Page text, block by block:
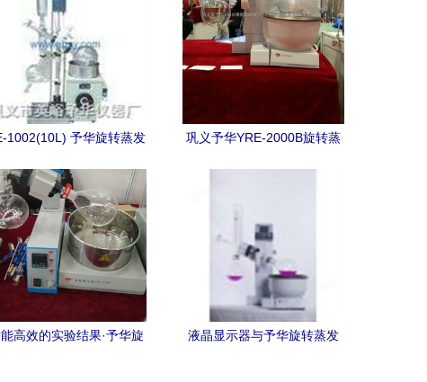
1002(10L) 予华旋转蒸发
择
巩义予华YRE-2000B旋转蒸
高效的实验结果·予华旋
液晶显示器与予华旋转蒸发